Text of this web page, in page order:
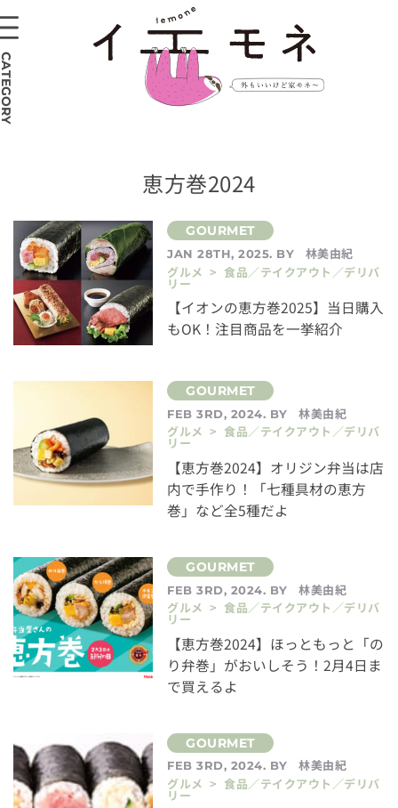
恵方巻2024
JAN 28TH, 2025. BY
林美由紀
グルメ > 食品／テイクアウト／デリバ
リー
【イオンの恵方巻2025】当日購入
もOK！注目商品を一挙紹介
FEB 3RD, 2024. BY
林美由紀
グルメ > 食品／テイクアウト／デリバ
リー
【恵方巻2024】オリジン弁当は店
内で手作り！「七種具材の恵方
巻」など全5種だよ
FEB 3RD, 2024. BY
林美由紀
グルメ > 食品／テイクアウト／デリバ
リー
【恵方巻2024】ほっともっと「の
り弁巻」がおいしそう！2月4日ま
で買えるよ
FEB 3RD, 2024. BY
林美由紀
グルメ > 食品／テイクアウト／デリバ
リー